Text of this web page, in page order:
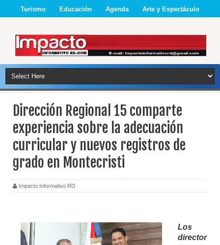
Turismo Educación Agenda Arte y Espectáculo
Dirección Regional 15 comparte
experiencia sobre la adecuación
curricular y nuevos registros de
grado en Montecristi
Impacto Informativo RD
Los
director